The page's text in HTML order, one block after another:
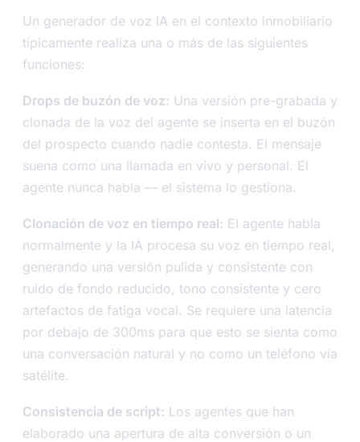
Un generador de voz IA en el contexto inmobiliario
típicamente realiza una o más de las siguientes
funciones:
Drops de buzón de voz: Una versión pre-grabada y
clonada de la voz del agente se inserta en el buzón
del prospecto cuando nadie contesta. El mensaje
suena como una llamada en vivo y personal. El
agente nunca habla — el sistema lo gestiona.
Clonación de voz en tiempo real: El agente habla
normalmente y la IA procesa su voz en tiempo real,
generando una versión pulida y consistente con
ruido de fondo reducido, tono consistente y cero
artefactos de fatiga vocal. Se requiere una latencia
por debajo de 300ms para que esto se sienta como
una conversación natural y no como un teléfono vía
satélite.
Consistencia de script: Los agentes que han
elaborado una apertura de alta conversión o un